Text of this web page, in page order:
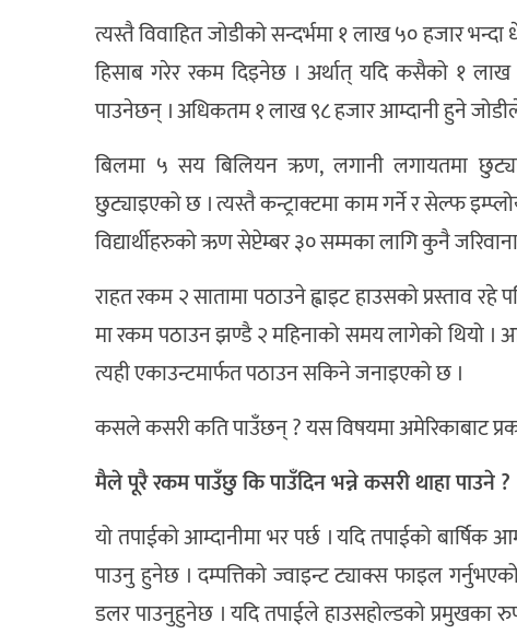
त्यस्तै विवाहित जोडीको सन्दर्भमा १ लाख ५० हजार
हिसाब गरेर रकम दिइनेछ । अर्थात् यदि कसैको १
पाउनेछन् । अधिकतम १ लाख ९८ हजार आम्दानी हुने
बिलमा ५ सय बिलियन ऋण, लगानी लगायतमा
छुट्याइएको छ । त्यस्तै कन्ट्राक्टमा काम गर्ने र सेल्फ
विद्यार्थीहरुको ऋण सेप्टेम्बर ३० सम्मका लागि कुनै
राहत रकम २ सातामा पठाउने ह्वाइट हाउसको प्रस्ताव
मा रकम पठाउन झण्डै २ महिनाको समय लागेको थियो
त्यही एकाउन्टमार्फत पठाउन सकिने जनाइएको छ ।
कसले कसरी कति पाउँछन् ? यस विषयमा अमेरिकाबाट
मैले पूरै रकम पाउँछु कि पाउँदिन भन्ने कसरी थाहा पाउने ?
यो तपाईको आम्दानीमा भर पर्छ । यदि तपाईको
पाउनु हुनेछ । दम्पत्तिको ज्वाइन्ट ट्याक्स फाइल
डलर पाउनुहुनेछ । यदि तपाईले हाउसहोल्डको प्रमुखका